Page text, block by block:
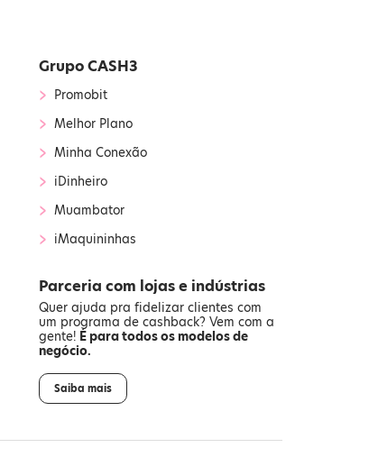
Grupo CASH3
› Promobit
› Melhor Plano
› Minha Conexão
› iDinheiro
› Muambator
› iMaquininhas
Parceria com lojas e indústrias
Quer ajuda pra fidelizar clientes com
um programa de cashback? Vem com a
gente! É para todos os modelos de
negócio.
Saiba mais